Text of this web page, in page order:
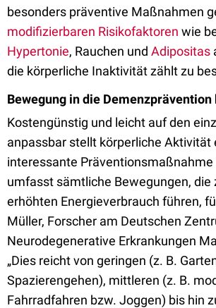
besonders präventive Maßnahmen
modifizierbaren Risikofaktoren wie
Hypertonie, Rauchen und Adipositas
die körperliche Inaktivität zählt zu
Bewegung in die Demenzprävention
Kostengünstig und leicht auf den
anpassbar stellt körperliche Aktivität
interessante Präventionsmaßnahme
umfasst sämtliche Bewegungen, die
erhöhten Energieverbrauch führen,
Müller, Forscher am Deutschen
Neurodegenerative Erkrankungen
„Dies reicht von geringen (z. B.
Spazierengehen), mittleren (z. B.
Fahrradfahren bzw. Joggen) bis hin